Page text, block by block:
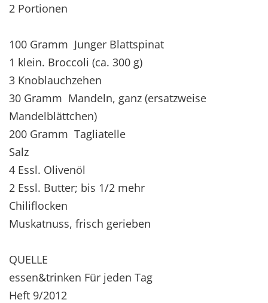
2 Portionen
100 Gramm Junger Blattspinat
1 klein. Broccoli (ca. 300 g)
3 Knoblauchzehen
30 Gramm Mandeln, ganz (ersatzweise
Mandelblättchen)
200 Gramm Tagliatelle
Salz
4 Essl. Olivenöl
2 Essl. Butter; bis 1/2 mehr
Chiliflocken
Muskatnuss, frisch gerieben
QUELLE
essen&trinken Für jeden Tag
Heft 9/2012